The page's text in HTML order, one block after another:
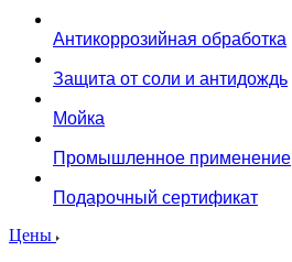
Антикоррозийная обработка
Защита от соли и антидождь
Мойка
Промышленное применение
Подарочный сертификат
Цены